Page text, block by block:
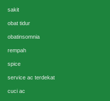
sakit
obat tidur
obatinsomnia
rempah
spice
service ac terdekat
cuci ac